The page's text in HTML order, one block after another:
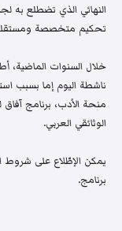
النهائي الذي تضطلع به
تحكيم متخصصة
خلال السنوات الماضية،
ناشطة اليوم إما بسبب
منحة الأدب، برنامج آفاق
الوثائقي العربي.
يمكن الإطّلاع على شروط
برنامج.